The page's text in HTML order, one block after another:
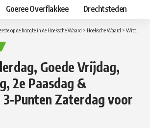
aanpassen
Goeree Overflakkee Drechtsteden
op de hoogte in de Hoeksche Waard > Hoeksche Waard > Witte Donderdag, Goede Vrijdag, PaasZondag, 2e Paasdag & tussendoor 3-Punten Zaterdag voor GOZ…..
Goede Vrijdag,
2e Paasdag &
Punten Zaterdag voor